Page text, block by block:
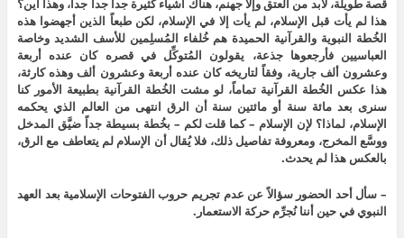
قصة طويلة، لابد من العتق وإلا جهنم، هناك أشياء كثيرة جداً جداً جداً، وهذا أين؟
هذا لم يأت قبل الإسلام، لم يأت إلا في الإسلام، لكن طبعاً الذين أجهضوا هذه
الخُطة النبوية والقرآنية الحميدة هم خُلفاء المُسلِمين للأسف الشديد وخاصة
العباسيين فأرجعوها جذعة، يقولون المُتوكِّل في قصره كان عنده أربعة
وعشرون ألف جارية، وفقاً لتاريخه كان عنده أربعة وعشرون ألف وهذه كارثة،
هذا عكس الخُطة القرآنية تماماً، لو مشت الخُطة القرآنية بطبيعة الأمور كنا
سنرى بعد مائة سنة أو مائتين سنة أن الرق انتهى من العالم الذي يحكمه
الإسلام، لماذا؟ لإن الإسلام – كما قلت لكم – بخُطة بسيطة جداً ضيَّق المدخل
ووسَّع المخرج، ومعروفة تفاصيل ذلك، فلا يُقال أن الإسلام لم يتعاطف مع الرق،
بالعكس هذا لم يحدث.
– سأل أحد الحضور سؤالاً عن عدم تجريم حروب الفتوحات الإسلامية بعد العهد
النبوي في حين أننا نُجرِّم حركة الاستعمار.